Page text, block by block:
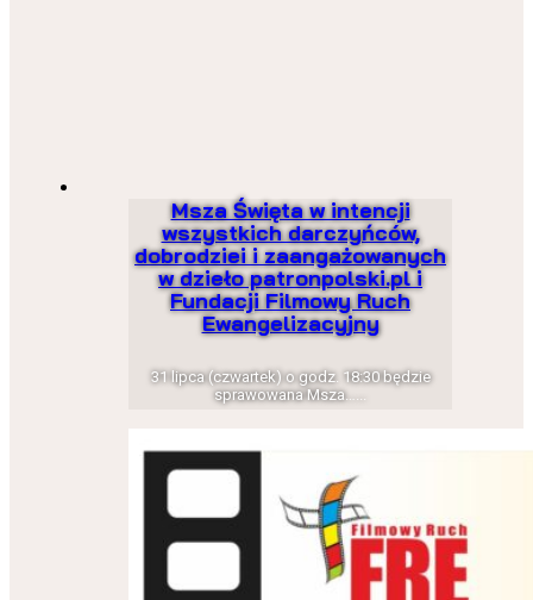
Msza Święta w intencji
wszystkich darczyńców,
dobrodziei i zaangażowanych
w dzieło patronpolski.pl i
Fundacji Filmowy Ruch
Ewangelizacyjny
31 lipca (czwartek) o godz. 18:30 będzie
sprawowana Msza…...